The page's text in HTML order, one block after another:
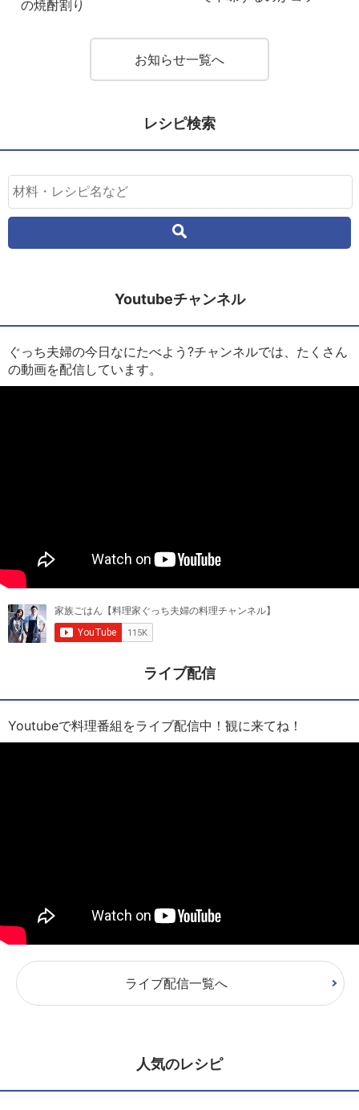
の焼酎割り
お知らせ一覧へ
レシピ検索
Youtubeチャンネル
ぐっち夫婦の今日なにたべよう?チャンネルでは、たくさん
の動画を配信しています。
ライブ配信
Youtubeで料理番組をライブ配信中！観に来てね！
ライブ配信一覧へ
人気のレシピ